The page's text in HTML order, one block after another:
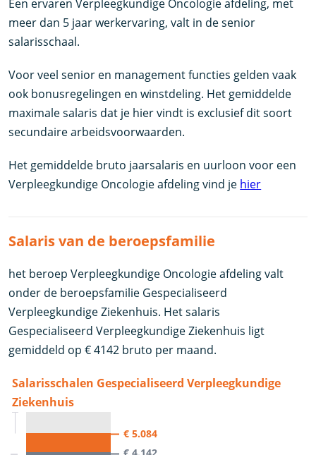
Een ervaren Verpleegkundige Oncologie afdeling, met
meer dan 5 jaar werkervaring, valt in de senior
salarisschaal.
Voor veel senior en management functies gelden vaak
ook bonusregelingen en winstdeling. Het gemiddelde
maximale salaris dat je hier vindt is exclusief dit soort
secundaire arbeidsvoorwaarden.
Het gemiddelde bruto jaarsalaris en uurloon voor een
Verpleegkundige Oncologie afdeling vind je hier
Salaris van de beroepsfamilie
het beroep Verpleegkundige Oncologie afdeling valt
onder de beroepsfamilie Gespecialiseerd
Verpleegkundige Ziekenhuis. Het salaris
Gespecialiseerd Verpleegkundige Ziekenhuis ligt
gemiddeld op € 4142 bruto per maand.
Salarisschalen Gespecialiseerd Verpleegkundige
Ziekenhuis
€ 5.084